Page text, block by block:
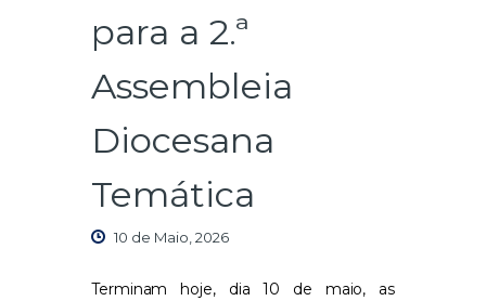
para a 2.ª
Assembleia
Diocesana
Temática
10 de Maio, 2026
Terminam hoje, dia 10 de maio, as